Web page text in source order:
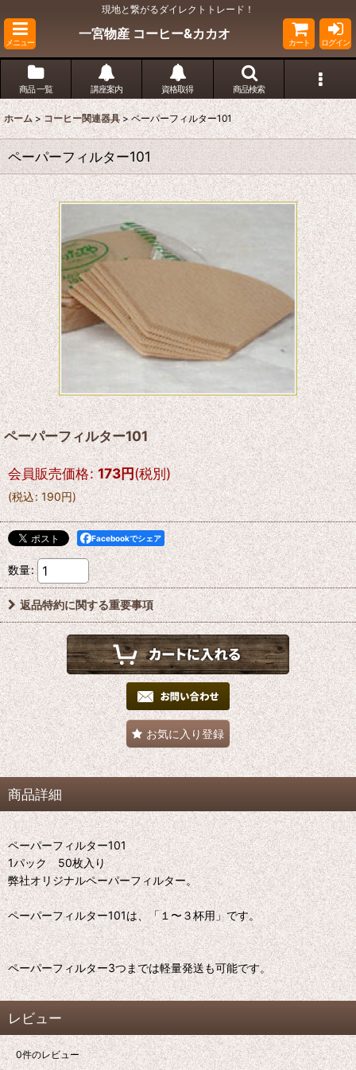
現地と繋がるダイレクトトレード！
メニュー
一宮物産 コーヒー&カカオ
カート ログイン
商品 一覧 講座案内 資格取得 商品検索
ホーム > コーヒー関連器具 > ペーパーフィルター101
ペーパーフィルター101
ペーパーフィルター101
会員販売価格: 173円(税別)
(税込: 190円)
Facebookでシェア
数量:
返品特約に関する重要事項
お気に入り登録
商品詳細
ペーパーフィルター101
1パック 50枚入り
弊社オリジナルペーパーフィルター。
ペーパーフィルター101は、「１〜３杯用」です。
ペーパーフィルター3つまでは軽量発送も可能です。
レビュー
0件のレビュー